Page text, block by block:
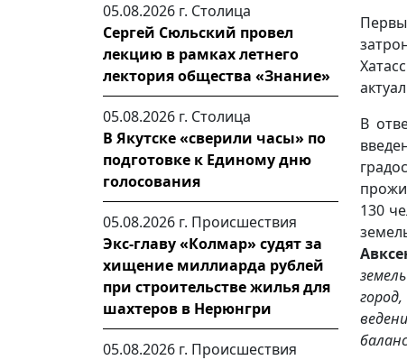
05.08.2026 г. Столица
Сергей Сюльский провел
лекцию в рамках летнего
лектория общества «Знание»
05.08.2026 г. Столица
В Якутске «сверили часы» по
подготовке к Единому дню
голосования
05.08.2026 г. Происшествия
Экс-главу «Колмар» судят за
хищение миллиарда рублей
при строительстве жилья для
шахтеров в Нерюнгри
05.08.2026 г. Происшествия
В
130